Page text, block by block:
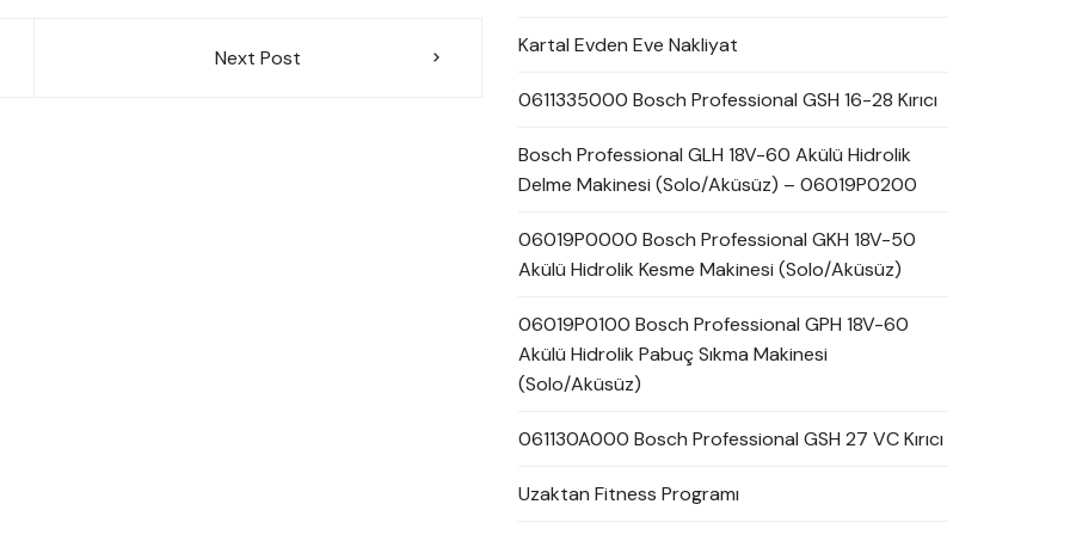
Next Post
Kartal Evden Eve Nakliyat
0611335000 Bosch Professional GSH 16-28 Kırıcı
Bosch Professional GLH 18V-60 Akülü Hidrolik
Delme Makinesi (Solo/Aküsüz) – 06019P0200
06019P0000 Bosch Professional GKH 18V-50
Akülü Hidrolik Kesme Makinesi (Solo/Aküsüz)
06019P0100 Bosch Professional GPH 18V-60
Akülü Hidrolik Pabuç Sıkma Makinesi
(Solo/Aküsüz)
061130A000 Bosch Professional GSH 27 VC Kırıcı
Uzaktan Fitness Programı